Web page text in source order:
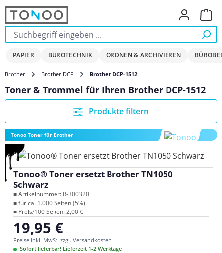
Zum Hauptinhalt springen
PAPIER BÜROTECHNIK ORDNEN & ARCHIVIEREN
Brother Brother DCP Brother DCP-1512
Toner & Trommel für Ihren Brother DCP-1512
Produkte filtern
Tonoo Toner für Brother
Tonoo® Toner ersetzt Brother TN1050
Schwarz
■ Artikelnummer: R-300320
■ für ca. 1.000 Seiten (5%)
■ Preis/100 Seiten: 2,00 €
Regulärer Preis:
19,95 €
Preise inkl. MwSt. zzgl. Versandkosten
Sofort lieferbar! Lieferzeit 1-2 Werktage